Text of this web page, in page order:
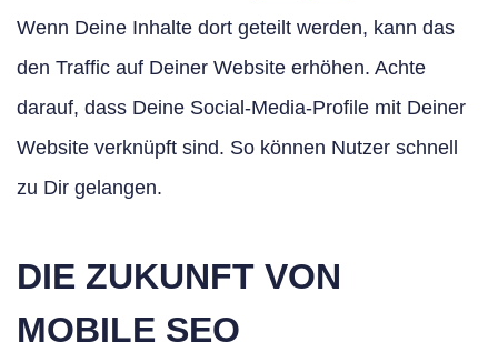
Wenn Deine Inhalte dort geteilt werden, kann das
den Traffic auf Deiner Website erhöhen. Achte
darauf, dass Deine Social-Media-Profile mit Deiner
Website verknüpft sind. So können Nutzer schnell
zu Dir gelangen.
DIE ZUKUNFT VON
MOBILE SEO